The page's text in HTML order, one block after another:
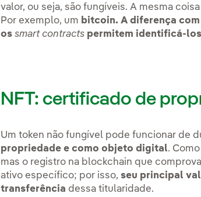
valor, ou seja, são fungíveis. A mesma
Por exemplo, um bitcoin. A diferença
ossmart contracts permitem identificá-
NFT: certificado de
Um token não fungível pode funcionar de
propriedade e como objeto digital.
mas o registro na blockchain que
ativo específico; por isso, seu principal
transferência dessa titularidade.